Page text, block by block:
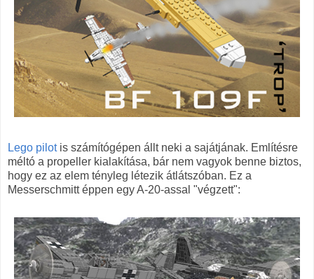
Lego pilotis számítógépen állt neki a sajátjának. Említésre
méltó a propeller kialakítása, bár nem vagyok benne biztos,
hogy ez az elem tényleg létezik átlátszóban. Ez a
Messerschmitt éppen egy A-20-assal "végzett":